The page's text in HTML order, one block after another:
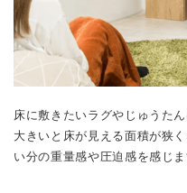
床に敷きたいラグやじゅうた
大きいと床が見える面積が狭
い分の重量感や圧迫感を感じま